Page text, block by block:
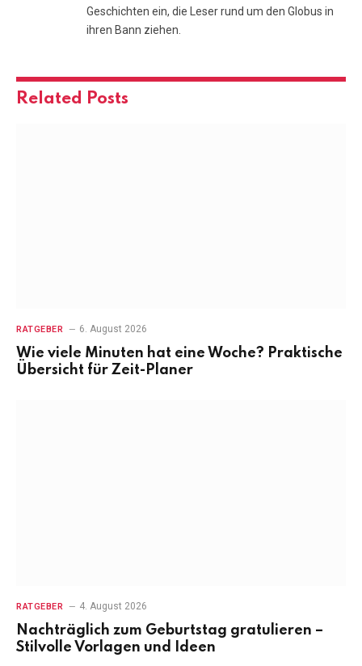
Geschichten ein, die Leser rund um den Globus in
ihren Bann ziehen.
Related Posts
RATGEBER 6. August 2026
Wie viele Minuten hat eine Woche? Praktische
Übersicht für Zeit-Planer
RATGEBER 4. August 2026
Nachträglich zum Geburtstag gratulieren –
Stilvolle Vorlagen und Ideen